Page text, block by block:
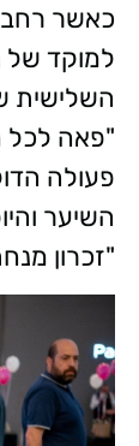
כאשר
למוקד של
השלישית
"פאה לכל
פעולה
השיער
"זכרון